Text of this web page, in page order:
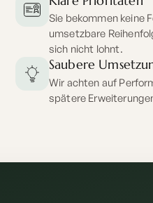
Sie bekommen keine
umsetzbare
sich nicht lohnt.
Saubere
Wir achten auf
spätere